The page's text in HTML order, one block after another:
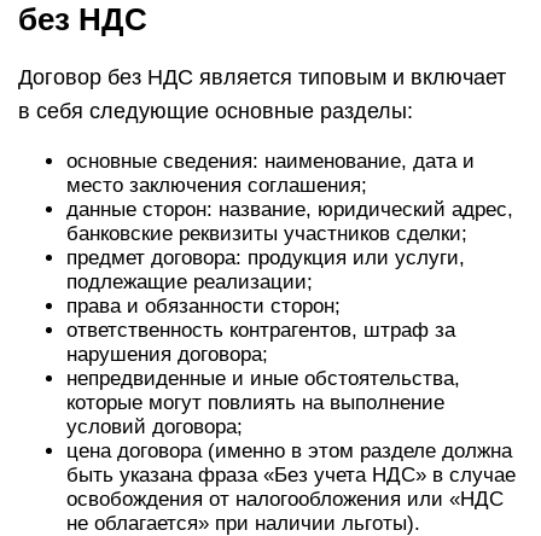
без НДС
Договор без НДС является типовым и включает
в себя следующие основные разделы:
основные сведения: наименование, дата и
место заключения соглашения;
данные сторон: название, юридический адрес,
банковские реквизиты участников сделки;
предмет договора: продукция или услуги,
подлежащие реализации;
права и обязанности сторон;
ответственность контрагентов, штраф за
нарушения договора;
непредвиденные и иные обстоятельства,
которые могут повлиять на выполнение
условий договора;
цена договора (именно в этом разделе должна
быть указана фраза «Без учета НДС» в случае
освобождения от налогообложения или «НДС
не облагается» при наличии льготы).